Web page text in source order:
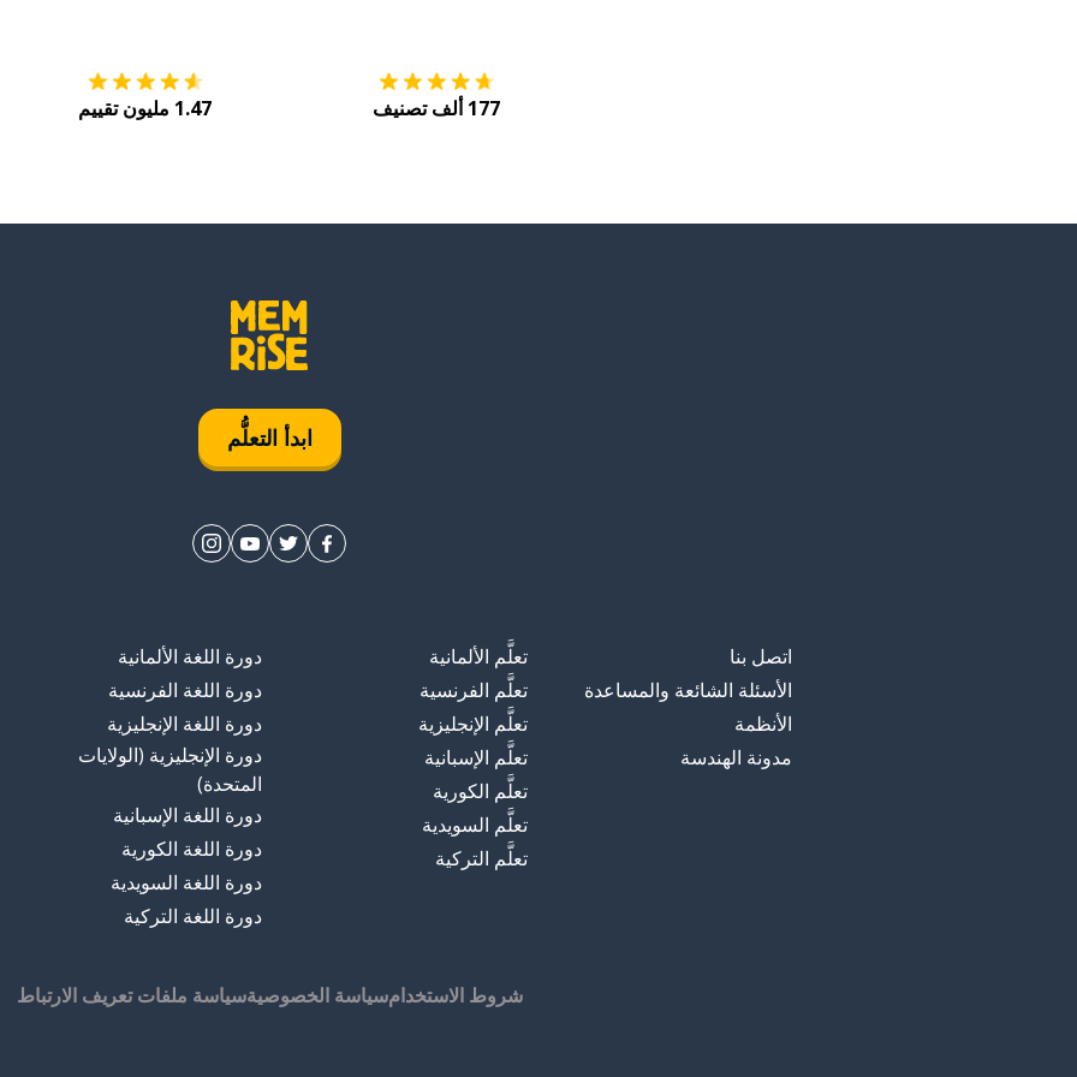
177 ألف تصنيف 1.47 مليون تقييم
ابدأ التعلُّم
اتصل بنا
الأسئلة الشائعة والمساعدة
الأنظمة
مدونة الهندسة
تعلَّم الألمانية
تعلَّم الفرنسية
تعلَّم الإنجليزية
تعلَّم الإسبانية
تعلَّم الكورية
تعلَّم السويدية
تعلَّم التركية
دورة اللغة الألمانية
دورة اللغة الفرنسية
دورة اللغة الإنجليزية
دورة الإنجليزية (الولايات
المتحدة)
دورة اللغة الإسبانية
دورة اللغة الكورية
دورة اللغة السويدية
دورة اللغة التركية
شروط الاستخدامسياسة الخصوصيةسياسة ملفات تعريف الارتباط